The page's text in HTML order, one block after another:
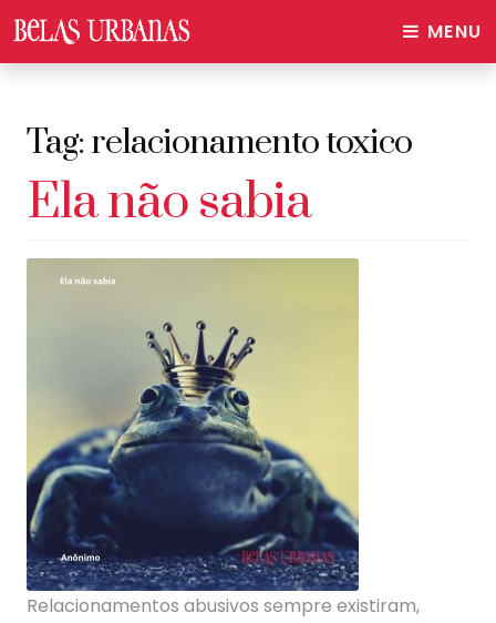
MENU
Tag:relacionamento toxico
Ela não sabia
Relacionamentos abusivos sempre existiram,